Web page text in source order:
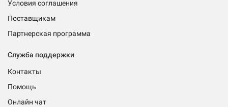
Условия соглашения
Поставщикам
Партнерская программа
Служба поддержки
Контакты
Помощь
Онлайн чат